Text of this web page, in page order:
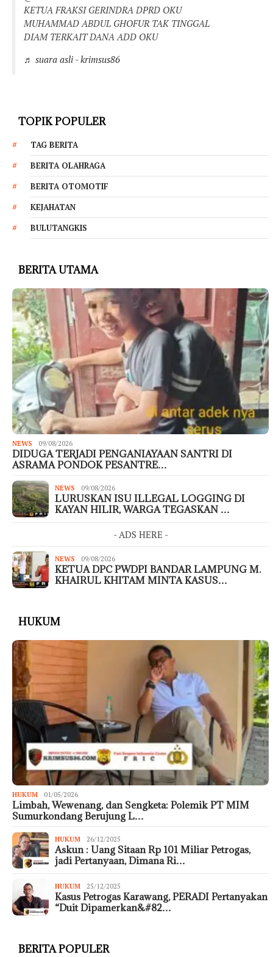
KETUA FRAKSI GERINDRA DPRD OKU
MUHAMMAD ABDUL GHOFUR TAK TINGGAL
DIAM TERKAIT DANA ADD OKU
♬ suara asli - krimsus86
TOPIK POPULER
TAG BERITA
BERITA OLAHRAGA
BERITA OTOMOTIF
KEJAHATAN
BULUTANGKIS
BERITA UTAMA
NEWS 09/08/2026
DIDUGA TERJADI PENGANIAYAAN SANTRI DI
ASRAMA PONDOK PESANTRE…
NEWS 09/08/2026
LURUSKAN ISU ILLEGAL LOGGING DI
KAYAN HILIR, WARGA TEGASKAN …
- ADS HERE -
NEWS 09/08/2026
KETUA DPC PWDPI BANDAR LAMPUNG M.
KHAIRUL KHITAM MINTA KASUS…
HUKUM
HUKUM 01/05/2026
Limbah, Wewenang, dan Sengketa: Polemik PT MIM
Sumurkondang Berujung L…
HUKUM 26/12/2025
Askun : Uang Sitaan Rp 101 Miliar Petrogas,
jadi Pertanyaan, Dimana Ri…
HUKUM 25/12/2025
Kasus Petrogas Karawang, PERADI Pertanyakan
“Duit Dipamerkan&#82…
BERITA POPULER